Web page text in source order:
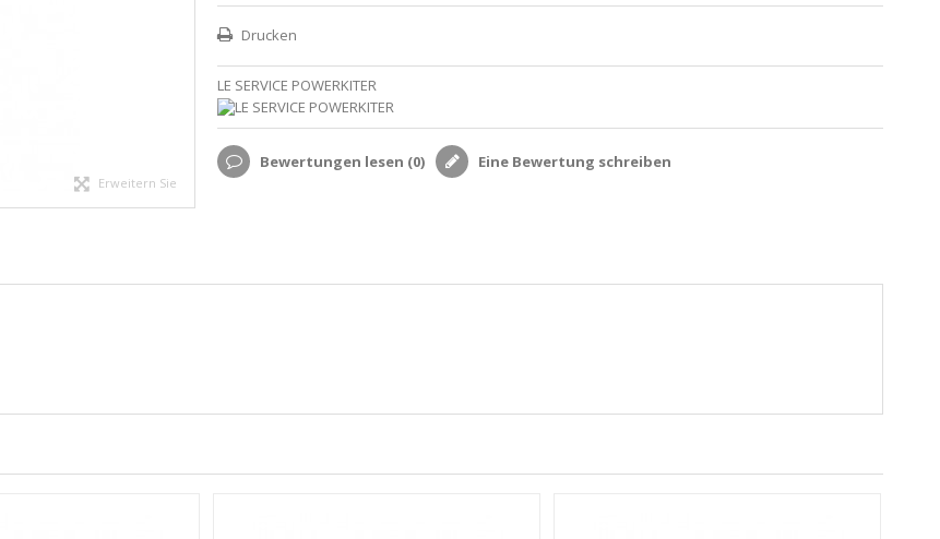
Erweitern Sie
Drucken
LE SERVICE POWERKITER
Bewertungen lesen (0) Eine Bewertung schreiben